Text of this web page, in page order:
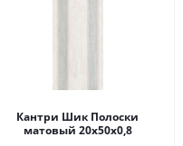
Кантри Шик Полоски
матовый 20x50x0,8